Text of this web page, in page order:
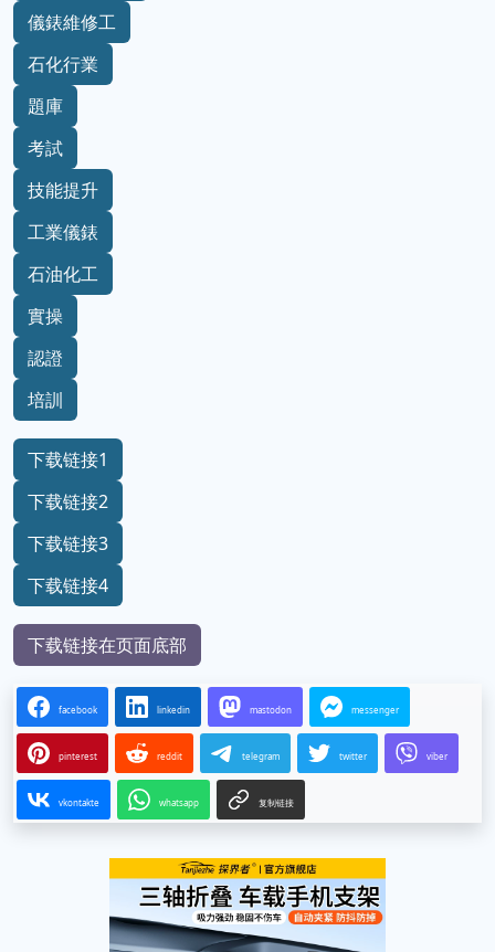
儀錶維修工
石化行業
題庫
考試
技能提升
工業儀錶
石油化工
實操
認證
培訓
下载链接1
下载链接2
下载链接3
下载链接4
下载链接在页面底部
facebook linkedin mastodon messenger
pinterest reddit telegram twitter viber
vkontakte whatsapp 复制链接